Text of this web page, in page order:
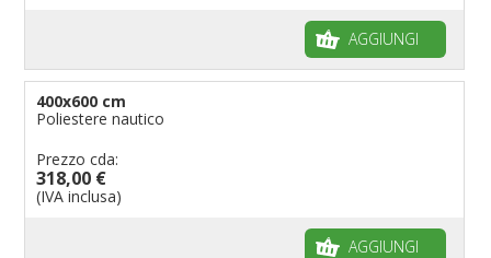
AGGIUNGI
400x600 cm
Poliestere nautico
Prezzo cda:
318,00 €
(IVA inclusa)
AGGIUNGI